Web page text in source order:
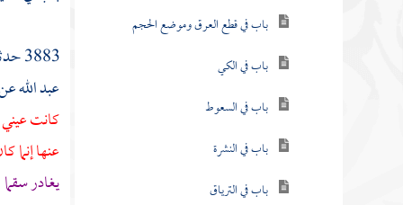
باب في قطع العرق وموضع الحجم
باب في الكي
باب في السعوط
باب في النشرة
باب في الترياق
3883 حدثنا
عبد الله
كانت
عنها
يغادر سقما